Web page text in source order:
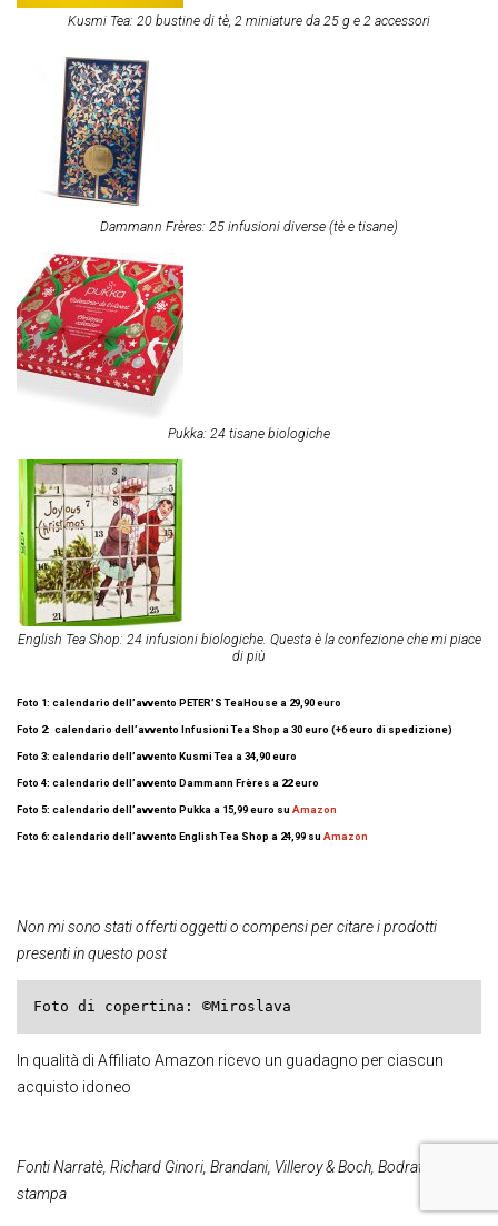
Kusmi Tea: 20 bustine di tè, 2 miniature da 25 g e 2 accessori
Dammann Frères: 25 infusioni diverse (tè e tisane)
Pukka: 24 tisane biologiche
English Tea Shop: 24 infusioni biologiche. Questa è la confezione che mi piace
di più
Foto 1: calendario dell’avvento PETER’S TeaHouse a 29,90 euro
Foto 2: calendario dell’avvento Infusioni Tea Shop a 30 euro (+6 euro di spedizione)
Foto 3: calendario dell’avvento Kusmi Tea a 34,90 euro
Foto 4: calendario dell’avvento Dammann Frères a 22 euro
Foto 5: calendario dell’avvento Pukka a 15,99 euro su Amazon
Foto 6: calendario dell’avvento English Tea Shop a 24,99 su Amazon
Non mi sono stati offerti oggetti o compensi per citare i prodotti
presenti in questo post
Foto di copertina: ©Miroslava
In qualità di Affiliato Amazon ricevo un guadagno per ciascun
acquisto idoneo
Fonti Narratè, Richard Ginori, Brandani, Villeroy & Boch, Bodrato: ufficio
stampa